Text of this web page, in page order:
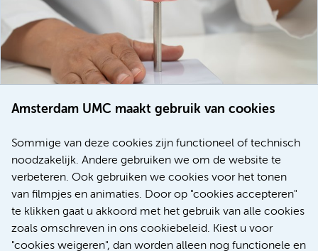
Amsterdam UMC maakt gebruik van cookies
Sommige van deze cookies zijn functioneel of technisch
noodzakelijk. Andere gebruiken we om de website te
verbeteren. Ook gebruiken we cookies voor het tonen
van filmpjes en animaties. Door op "cookies accepteren"
te klikken gaat u akkoord met het gebruik van alle cookies
zoals omschreven in ons cookiebeleid. Kiest u voor
"cookies weigeren", dan worden alleen nog functionele en
voor patiënten met alvleesklierkanker verbeteren